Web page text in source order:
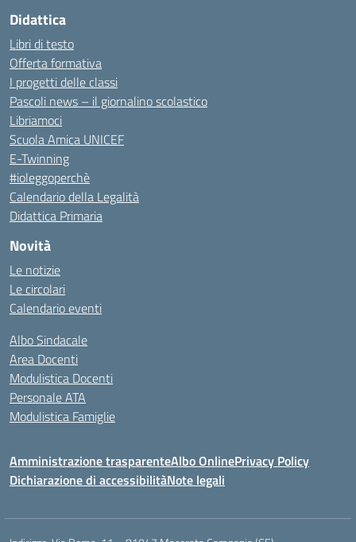
Didattica
Libri di testo
Offerta formativa
I progetti delle classi
Pascoli news – il giornalino scolastico
Libriamoci
Scuola Amica UNICEF
E-Twinning
#ioleggoperchè
Calendario della Legalità
Didattica Primaria
Novità
Le notizie
Le circolari
Calendario eventi
Albo Sindacale
Area Docenti
Modulistica Docenti
Personale ATA
Modulistica Famiglie
Amministrazione trasparenteAlbo OnlinePrivacy Policy
Dichiarazione di accessibilitàNote legali